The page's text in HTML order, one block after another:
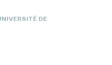
DE